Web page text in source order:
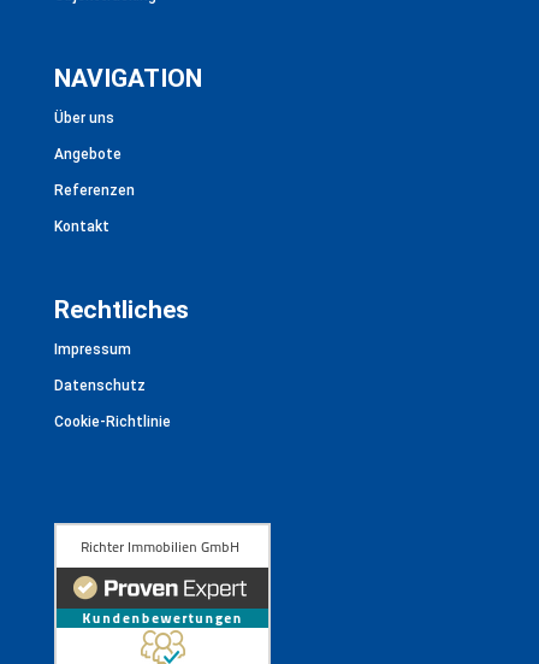
NAVIGATION
Über uns
Angebote
Referenzen
Kontakt
Rechtliches
Impressum
Datenschutz
Cookie-Richtlinie